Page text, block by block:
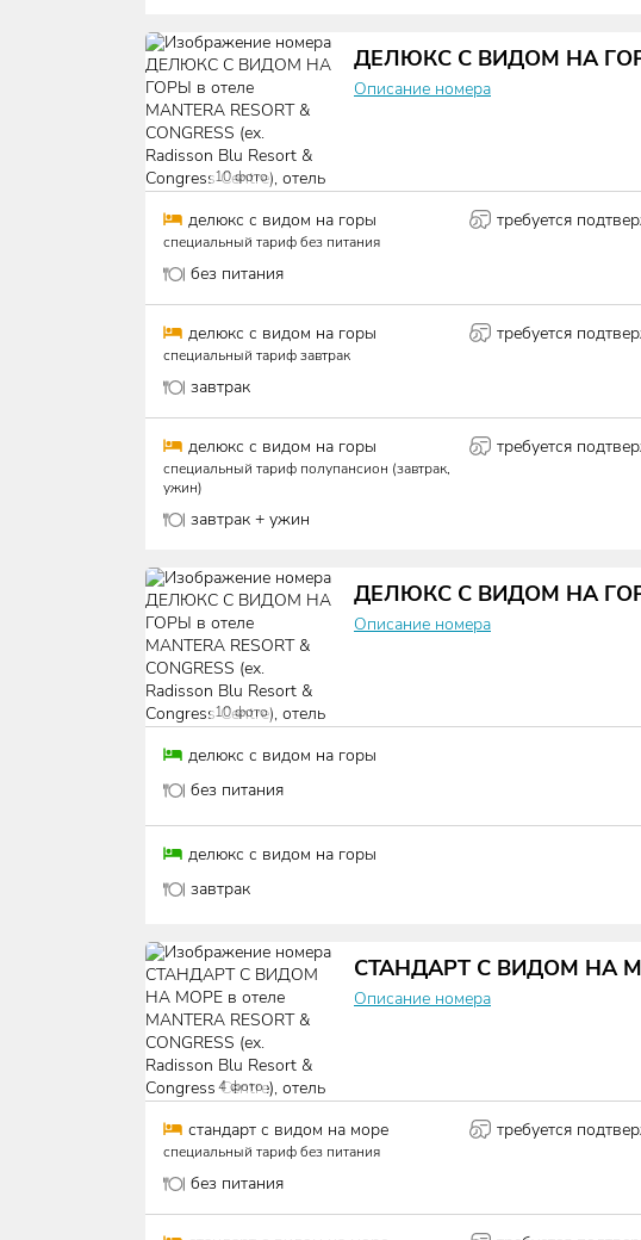
10фото
ДЕЛЮКС С ВИДОМ НА
Описание номера
делюкс с видом на горы
специальный тариф без питания
без питания
требуется
делюкс с видом на горы
специальный тариф завтрак
завтрак
требуется
делюкс с видом на горы
специальный тариф полупансион (завтрак,
ужин)
завтрак + ужин
требуется
10фото
ДЕЛЮКС С ВИДОМ НА
Описание номера
делюкс с видом на горы
без питания
делюкс с видом на горы
завтрак
4фото
СТАНДАРТ С ВИДОМ НА
Описание номера
стандарт с видом на море
специальный тариф без питания
без питания
требуется